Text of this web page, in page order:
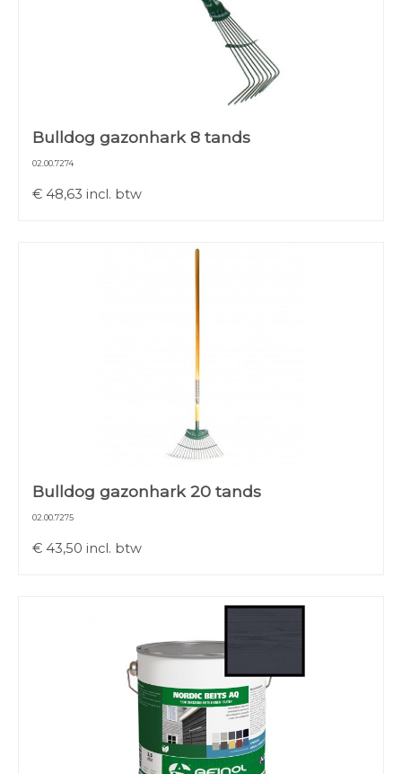
Bulldog gazonhark 8 tands
02.00.7274
€ 48,63 incl. btw
Bulldog gazonhark 20 tands
02.00.7275
€ 43,50 incl. btw